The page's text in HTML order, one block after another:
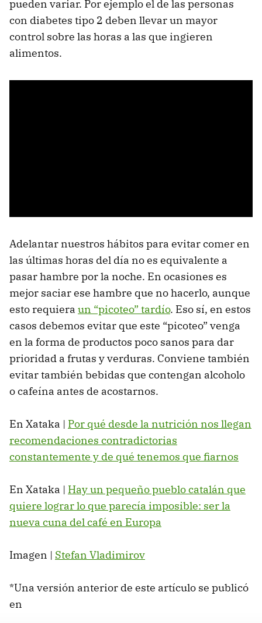
pueden variar. Por ejemplo el de las personas
con diabetes tipo 2 deben llevar un mayor
control sobre las horas a las que ingieren
alimentos.
Adelantar nuestros hábitos para evitar comer en
las últimas horas del día no es equivalente a
pasar hambre por la noche. En ocasiones es
mejor saciar ese hambre que no hacerlo, aunque
esto requiera un “picoteo” tardío. Eso sí, en estos
casos debemos evitar que este “picoteo” venga
en la forma de productos poco sanos para dar
prioridad a frutas y verduras. Conviene también
evitar también bebidas que contengan alcoholo
o cafeína antes de acostarnos.
En Xataka | Por qué desde la nutrición nos llegan
recomendaciones contradictorias
constantemente y de qué tenemos que fiarnos
En Xataka | Hay un pequeño pueblo catalán que
quiere lograr lo que parecía imposible: ser la
nueva cuna del café en Europa
Imagen | Stefan Vladimirov
*Una versión anterior de este artículo se publicó
en